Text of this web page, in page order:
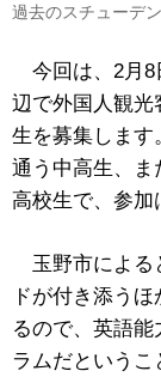
過去のスチューデ
今回は、2月8
辺で外国人観光
生を募集します
通う中高生、ま
高校生で、参加
玉野市による
ドが付き添う
るので、英語
ラムだというこ